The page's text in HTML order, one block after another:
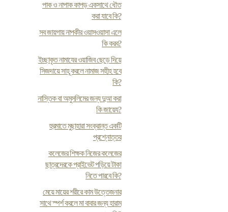
পাক ও নাপাক কাপড় একসাথে ধৌত
করা যাবে কি?
সব জায়গায় নাপকীর ওয়াসওয়াসা এলে
কি করব?
ইচ্ছাকৃত নামাযের ওয়াজিব ছেড়ে দিয়ে
সিজদায়ে সাহূ করলে নামাজ সহীহ হবে
কি?
নাস্তিক বা অমুসলিমের জন্য দুআ করা
কি জায়েয?
হুরমাতে মুছাহারা সংক্রান্ত একটি
প্রশ্নোত্তর
কলেজের শিক্ষক নিজের কলেজের
ছাত্রদেরকে প্রাইভেট পড়িয়ে টাকা
নিতে পারবে কি?
মেয়ে মায়ের শরীরে কাম উত্তেজনার
সাথে স্পর্শ করলে মা বাবার জন্য হারাম